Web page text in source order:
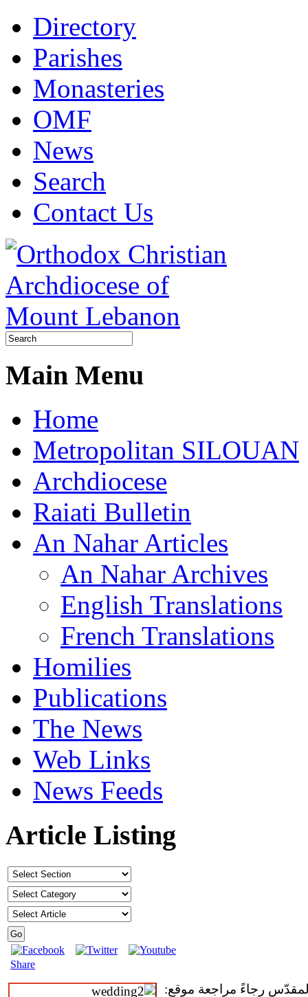
Directory
Parishes
Monasteries
OMF
News
Search
Contact Us
Main Menu
Home
Metropolitan SILOUAN
Archdiocese
Raiati Bulletin
An Nahar Articles
An Nahar Archives
English Translations
French Translations
Homilies
Publications
The News
Web Links
News Feeds
Article Listing
Share
رجاءً مراجعة موقع: